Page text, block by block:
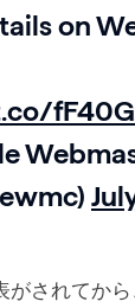
on
がされてから